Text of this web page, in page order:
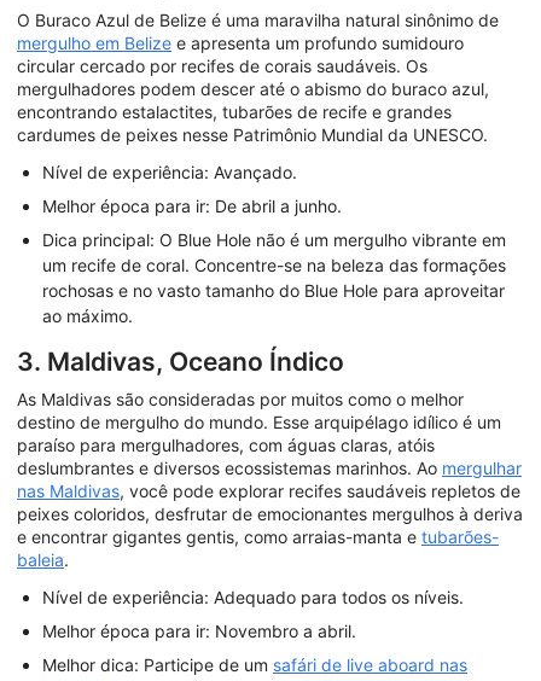
O Buraco Azul de Belize é uma maravilha natural sinônimo de
mergulho em Belize e apresenta um profundo sumidouro
circular cercado por recifes de corais saudáveis. Os
mergulhadores podem descer até o abismo do buraco azul,
encontrando estalactites, tubarões de recife e grandes
cardumes de peixes nesse Patrimônio Mundial da UNESCO.
Nível de experiência: Avançado.
Melhor época para ir: De abril a junho.
Dica principal: O Blue Hole não é um mergulho vibrante em
um recife de coral. Concentre-se na beleza das formações
rochosas e no vasto tamanho do Blue Hole para aproveitar
ao máximo.
3. Maldivas, Oceano Índico
As Maldivas são consideradas por muitos como o melhor
destino de mergulho do mundo. Esse arquipélago idílico é um
paraíso para mergulhadores, com águas claras, atóis
deslumbrantes e diversos ecossistemas marinhos. Ao mergulhar
nas Maldivas, você pode explorar recifes saudáveis repletos de
peixes coloridos, desfrutar de emocionantes mergulhos à deriva
e encontrar gigantes gentis, como arraias-manta e tubarões-
baleia.
Nível de experiência: Adequado para todos os níveis.
Melhor época para ir: Novembro a abril.
Melhor dica: Participe de um safári de live aboard nas